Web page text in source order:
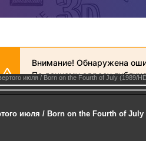
июля / Born on the Fourth of July (1989/
июля / Born on the Fourth of July